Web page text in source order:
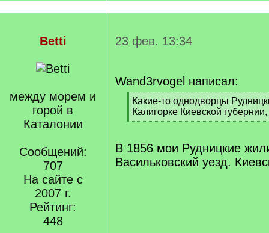
Betti
между морем и
горой в
Каталонии
Сообщений:
707
На сайте с
2007 г.
Рейтинг:
448
23 фев. 13:34
Wand3rvogel написал:
[
q
]
Какие-то однодворцы
Калигорке Киевской
[
q
]
В 1856 мои Рудницкие
Васильковский уезд.